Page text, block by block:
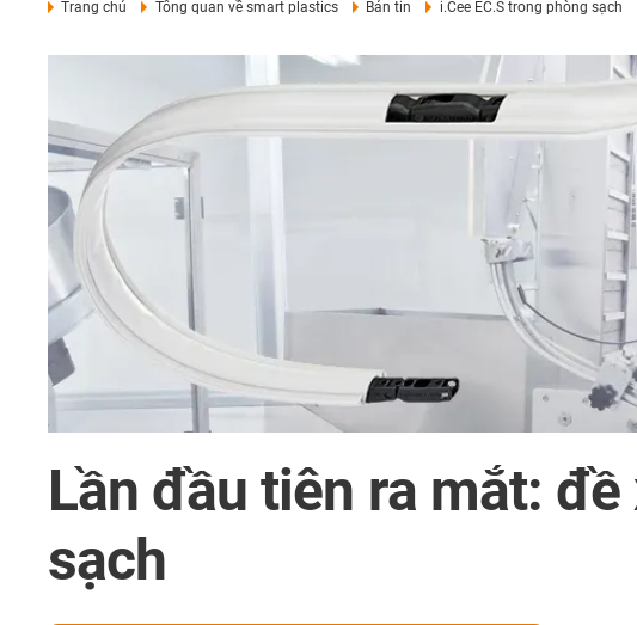
Trang chủ Tổng quan về smart plastics Bản tin i.Cee EC.S trong phòng sạch
Lần đầu tiên ra mắt:
sạch